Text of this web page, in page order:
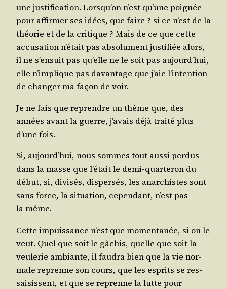
une jus­ti­fi­ca­tion. Lorsqu’on n’est qu’une poi­gnée
pour affir­mer ses idées, que faire ? si ce n’est de la
théo­rie et de la cri­tique ? Mais de ce que cette
accu­sa­tion n’était pas abso­lu­ment jus­ti­fiée alors,
il ne s’ensuit pas qu’elle ne le soit pas aujourd’hui,
elle n’implique pas davan­tage que j’aie l’intention
de chan­ger ma façon de voir.
Je ne fais que reprendre un thème que, des
années avant la guerre, j’avais déjà trai­té plus
d’une fois.
Si, aujourd’hui, nous sommes tout aus­si per­dus
dans la masse que l’était le demi-quar­te­ron du
début, si, divi­sés, dis­per­sés, les anar­chistes sont
sans force, la situa­tion, cepen­dant, n’est pas
la même.
Cette impuis­sance n’est que momen­ta­née, si on le
veut. Quel que soit le gâchis, quelle que soit la
veu­le­rie ambiante, il fau­dra bien que la vie nor­
male reprenne son cours, que les esprits se res­
sai­sissent, et que se reprenne la lutte pour